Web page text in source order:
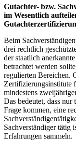
Gutachter- bzw.
im Wesentlich
Beim
drei rechtlich
der staatlich
betrachtet werden
regulierten Bereichen.
Zertifizierungsinstitute
mindestens
Das bedeutet, dass nur
Frage kommen, eine
Sachverständiger tätig
Erfahrungen sammeln.